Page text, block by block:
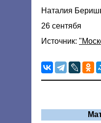
Наталия
26 сентябя
Источник: